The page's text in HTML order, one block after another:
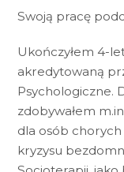
Swoją pracę
Ukończyłem 4-
akredytowaną
Psychologiczne.
zdobywałem
dla osób
kryzysu